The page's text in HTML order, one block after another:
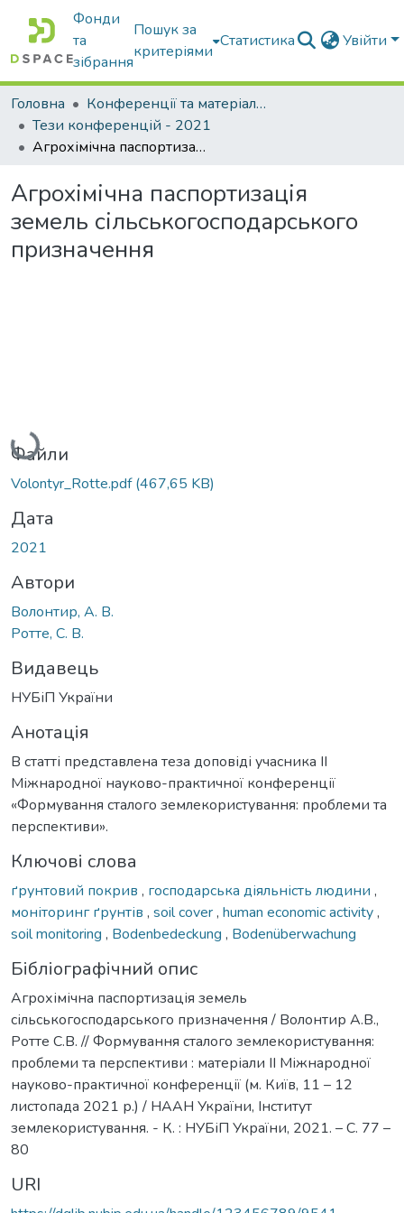
Фонди
та
зібрання
Пошук за
критеріями
Статистика Увійти
Головна
Конференції та матеріали конференцій
Тези конференцій - 2021
Агрохімічна паспортизація земель сільськогосподарського призначення
Агрохімічна паспортизація
земель сільськогосподарського
призначення
Вантажиться...
Файли
Volontyr_Rotte.pdf(467,65 KB)
Дата
2021
Автори
Волонтир, А. В.
Ротте, С. В.
Видавець
НУБіП України
Анотація
В статті представлена теза доповіді учасника ІІ
Міжнародної науково-практичної конференції
«Формування сталого землекористування: проблеми та
перспективи».
Ключові слова
ґрунтовий покрив , господарська діяльність людини ,
моніторинг ґрунтів , soil cover, human economic activity,
soil monitoring , Bodenbedeckung , Bodenüberwachung
Бібліографічний опис
Агрохімічна паспортизація земель
сільськогосподарського призначення / Волонтир А.В.,
Ротте С.В. // Формування сталого землекористування:
проблеми та перспективи : матеріали IІ Міжнародної
науково-практичної конференції (м. Київ, 11 – 12
листопада 2021 р.) / НААН України, Інститут
землекористування. - К. : НУБіП України, 2021. – С. 77 –
80
URI